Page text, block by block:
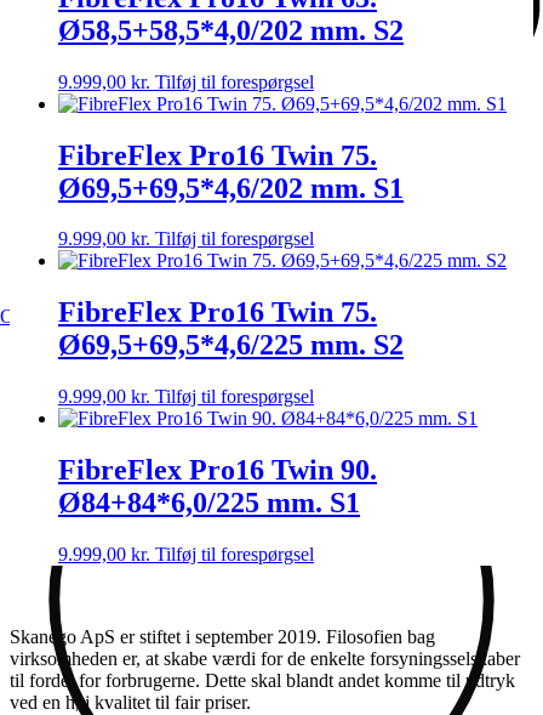
Karriere
Opret B2B login
Ø58,5+58,5*4,0/202 mm. S2
9.999,00 kr. Tilføj til forespørgsel
FibreFlex Pro16 Twin 75.
Ø69,5+69,5*4,6/202 mm. S1
9.999,00 kr. Tilføj til forespørgsel
FibreFlex Pro16 Twin 75.
Ø69,5+69,5*4,6/225 mm. S2
9.999,00 kr. Tilføj til forespørgsel
FibreFlex Pro16 Twin 90.
Ø84+84*6,0/225 mm. S1
9.999,00 kr. Tilføj til forespørgsel
Skanego ApS er stiftet i september 2019. Filosofien bag
virksomheden er, at skabe værdi for de enkelte forsyningsselskaber
til fordel for forbrugerne. Dette skal blandt andet komme til udtryk
ved en høj kvalitet til fair priser.